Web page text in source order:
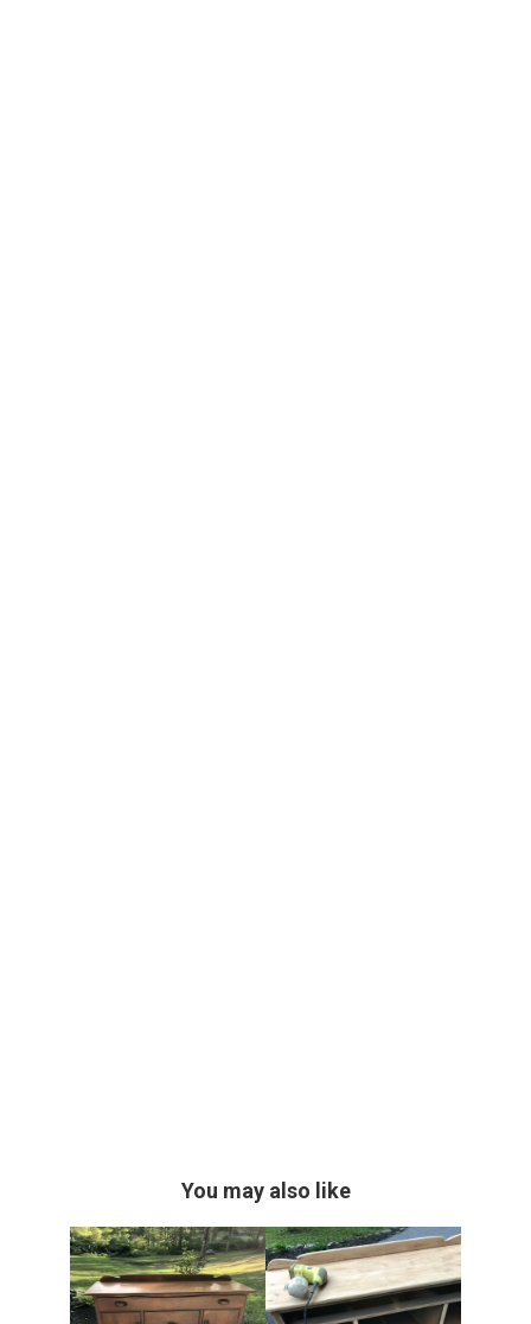
You may also like